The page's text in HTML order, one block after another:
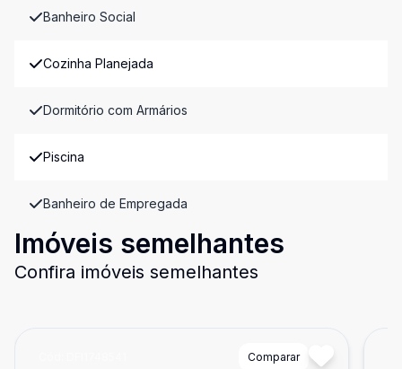
Banheiro Social
Cozinha Planejada
Dormitório com Armários
Piscina
Banheiro de Empregada
Imóveis semelhantes
Confira imóveis semelhantes
Comparar